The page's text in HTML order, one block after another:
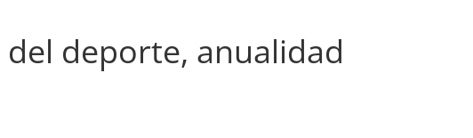
deporte, anualidad